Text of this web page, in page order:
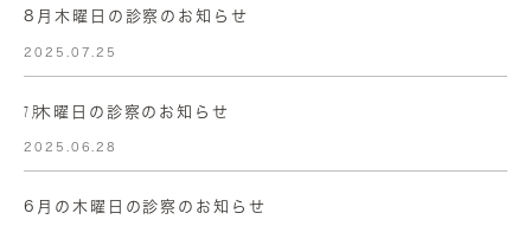
8月木曜日の診察のお知らせ
2025.07.25
㋆木曜日の診察のお知らせ
2025.06.28
6月の木曜日の診察のお知らせ